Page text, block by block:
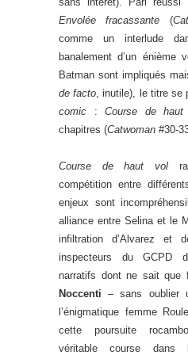
Envolée fracassante (
comme un interlude
banalement d’un énième
Batman sont impliqués
de facto, inutile), le titre se
comic : Course de haut
chapitres (Catwoman #30-
Course de haut vol
compétition entre
enjeux sont
alliance entre Selina et le
infiltration d’Alvarez et
inspecteurs du GCPD
narratifs dont ne sait que
Noccenti – sans oublier
l’énigmatique femme
cette poursuite
véritable course